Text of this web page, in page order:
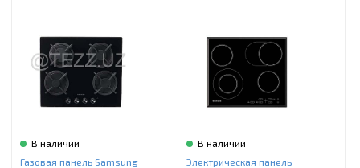
В наличии
Газовая панель Samsung
В наличии
Электрическая панель